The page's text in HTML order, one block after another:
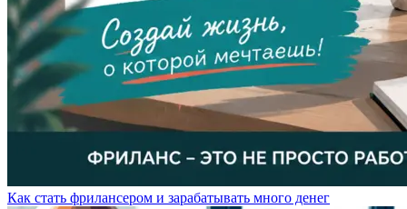
Как стать фрилансером и зарабатывать много денег